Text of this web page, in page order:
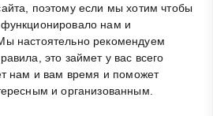
поэтому если мы хотим чтобы
нам и
настоятельно рекомендуем
это займет у вас всего
нам и вам время и поможет
и организованным.